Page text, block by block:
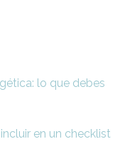
lo que debes
en un checklist